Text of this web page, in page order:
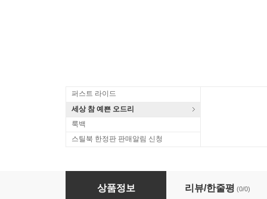
퍼스트 라이드
세상 참 예쁜 오드리
룩백
스틸북 한정판 판매알림 신청
파스퀴니: 두 대의 오르간을 위한 소나타
상품정보 리뷰/한줄평 (0/0)